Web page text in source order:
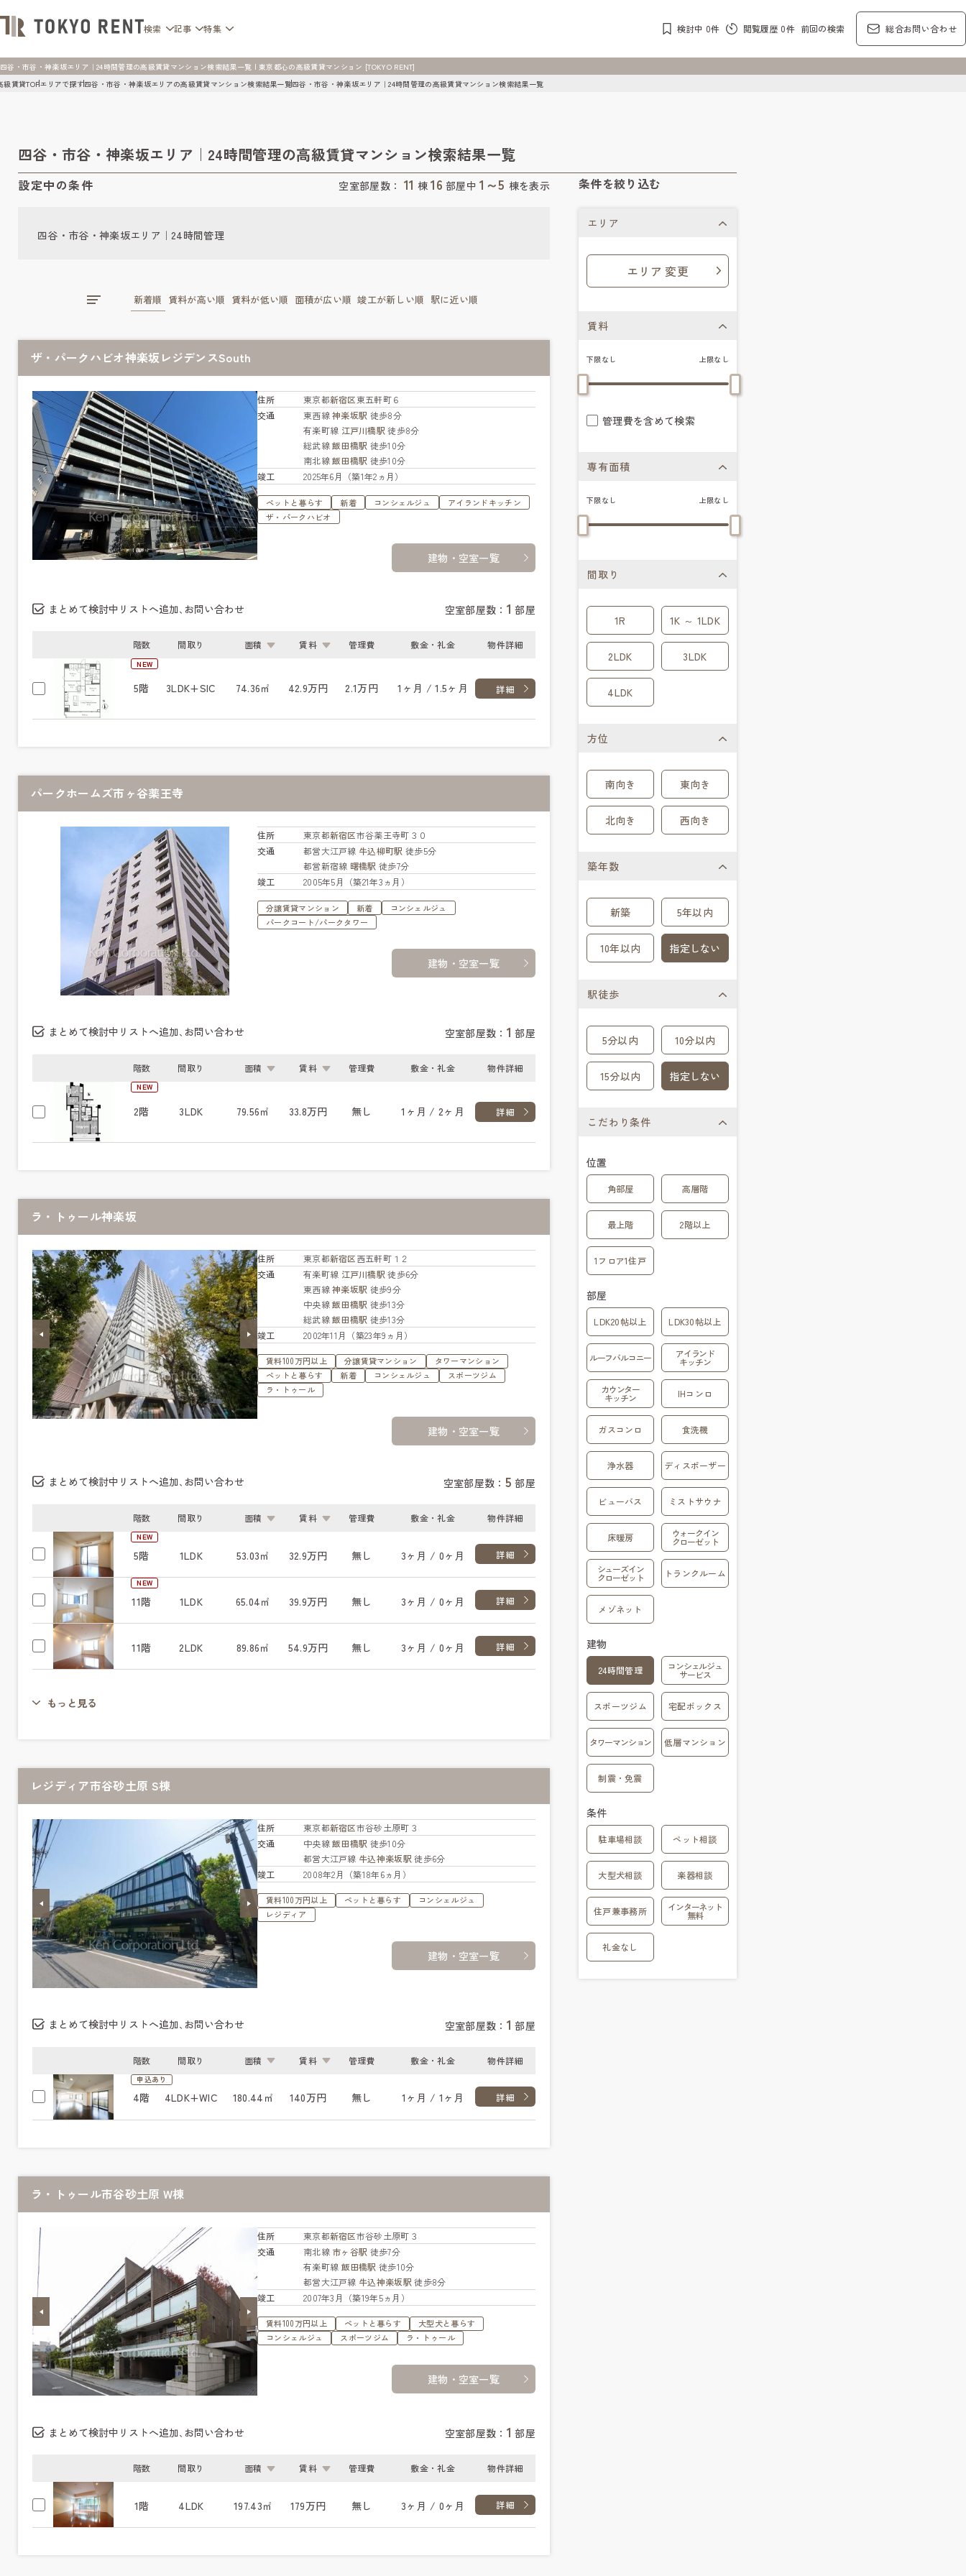
検索 記事 特集 検討中 0件 閲覧履歴 0件 前回の検索 総合お問い合わせ
四谷・市谷・神楽坂エリア｜24時間管理の高級賃貸マンション検索結果一覧 | 東京都心の高級賃貸マンション [TOKYO RENT]
級賃貸TOPエリアで探す四谷・市谷・神楽坂エリアの高級賃貸マンション検索結果一覧四谷・市谷・神楽坂エリア｜24時間管理の高級賃貸マンション検索結果一覧
四谷・市谷・神楽坂エリア｜24時間管理の高級賃貸マンション検索結果一覧
設定中の条件 空室部屋数： 11 棟16 部屋中1～5 棟を表示
四谷・市谷・神楽坂エリア｜24時間管理
新着順 賃料が高い順 賃料が低い順 面積が広い順 竣工が新しい順 駅に近い順
ザ・パークハビオ神楽坂レジデンスSouth
住所 東京都新宿区東五軒町６
交通
東西線神楽坂駅 徒歩8分
有楽町線 江戸川橋駅 徒歩8分
総武線飯田橋駅 徒歩10分
南北線飯田橋駅 徒歩10分
竣工
2025年6月（築1年2ヵ月）
ペットと暮らす 新着 コンシェルジュ
アイランドキッチン
ザ・パークハビオ
建物・空室一覧
まとめて検討中リストへ追加､お問い合わせ 空室部屋数： 1 部屋
階数 間取り 面積 賃料 管理費 敷金・礼金 物件詳細
NEW
詳細
5階 3LDK+SIC 74.36㎡ 42.9万円 2.1万円 1ヶ月 / 1.5ヶ月
パークホームズ市ヶ谷薬王寺
住所 東京都新宿区市谷薬王寺町３０
交通
都営大江戸線 牛込柳町駅 徒歩5分
都営新宿線 曙橋駅 徒歩7分
竣工
2005年5月（築21年3ヵ月）
分譲賃貸マンション 新着
コンシェルジュ
パークコート/パークタワー
建物・空室一覧
まとめて検討中リストへ追加､お問い合わせ 空室部屋数： 1 部屋
階数 間取り 面積 賃料 管理費 敷金・礼金 物件詳細
NEW
詳細
2階 3LDK 79.56㎡ 33.8万円 無し 1ヶ月 / 2ヶ月
ラ・トゥール神楽坂
住所 東京都新宿区西五軒町１２
交通
有楽町線 江戸川橋駅 徒歩6分
東西線神楽坂駅 徒歩9分
中央線飯田橋駅 徒歩13分
総武線飯田橋駅 徒歩13分
竣工
2002年11月（築23年9ヵ月）
賃料100万円以上 分譲賃貸マンション
タワーマンション
ペットと暮らす
新着 コンシェルジュ
スポーツジム
ラ・トゥール
建物・空室一覧
まとめて検討中リストへ追加､お問い合わせ 空室部屋数： 5 部屋
階数 間取り 面積 賃料 管理費 敷金・礼金 物件詳細
NEW
詳細
5階 1LDK 53.03㎡ 32.9万円 無し 3ヶ月 / 0ヶ月
NEW
詳細
11階 1LDK 65.04㎡ 39.9万円 無し 3ヶ月 / 0ヶ月
詳細
11階 2LDK 89.86㎡ 54.9万円 無し 3ヶ月 / 0ヶ月
もっと見る
レジディア市谷砂土原 S棟
住所 東京都新宿区市谷砂土原町３
交通
中央線飯田橋駅 徒歩10分
都営大江戸線 牛込神楽坂駅 徒歩6分
竣工
2008年2月（築18年6ヵ月）
賃料100万円以上 ペットと暮らす
コンシェルジュ
レジディア
建物・空室一覧
まとめて検討中リストへ追加､お問い合わせ 空室部屋数： 1 部屋
階数 間取り 面積 賃料 管理費 敷金・礼金 物件詳細
申込あり
詳細
4階 4LDK+WIC 180.44㎡ 140万円 無し 1ヶ月 / 1ヶ月
ラ・トゥール市谷砂土原 W棟
住所 東京都新宿区市谷砂土原町３
交通
南北線 市ヶ谷駅 徒歩7分
有楽町線 飯田橋駅 徒歩10分
都営大江戸線 牛込神楽坂駅 徒歩8分
竣工
2007年3月（築19年5ヵ月）
賃料100万円以上 ペットと暮らす
大型犬と暮らす
コンシェルジュ
スポーツジム ラ・トゥール
建物・空室一覧
まとめて検討中リストへ追加､お問い合わせ 空室部屋数： 1 部屋
階数 間取り 面積 賃料 管理費 敷金・礼金 物件詳細
詳細
1階 4LDK 197.43㎡ 179万円 無し 3ヶ月 / 0ヶ月
条件を絞り込む
エリア
エリア 変更
賃料
下限なし 上限なし
管理費を含めて検索
専有面積
下限なし 上限なし
間取り
1R 1K ～ 1LDK
2LDK 3LDK
4LDK
方位
南向き 東向き
北向き 西向き
築年数
新築 5年以内
10年以内 指定しない
駅徒歩
5分以内 10分以内
15分以内 指定しない
こだわり条件
位置
角部屋 高層階
最上階 2階以上
1フロア1住戸
部屋
LDK20帖以上 LDK30帖以上
ルーフバルコニー アイランド
キッチン
カウンター
キッチン IHコンロ
ガスコンロ 食洗機
浄水器 ディスポーザー
ビューバス ミストサウナ
床暖房 ウォークイン
クローゼット
シューズイン
クローゼット トランクルーム
メゾネット
建物
24時間管理 コンシェルジュ
サービス
スポーツジム 宅配ボックス
タワーマンション 低層マンション
制震・免震
条件
駐車場相談 ペット相談
大型犬相談 楽器相談
住戸兼事務所 インターネット
無料
礼金なし